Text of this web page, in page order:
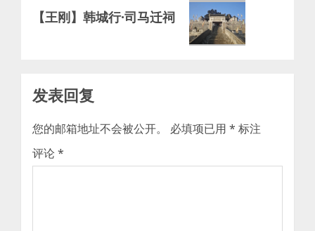
post:
【王刚】韩城行·司马迁祠
发表回复
您的邮箱地址不会被公开。 必填项已用 * 标注
评论*